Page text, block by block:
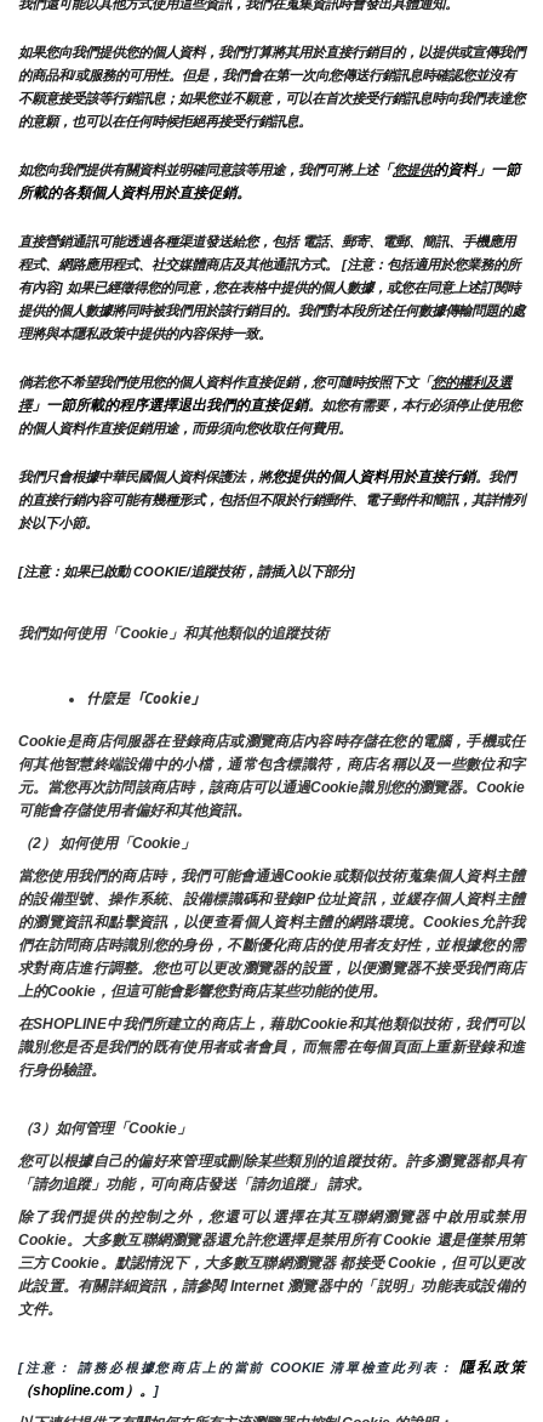
我們還可能以其他方式使用這些資訊，我們在蒐集資訊時會發出具體通知。
如果您向我們提供您的個人資料，我們打算將其用於直接行銷目的，以提供或宣傳我們
的商品和/或服務的可用性。但是，我們會在第一次向您傳送行銷訊息時確認您並沒有
不願意接受該等行銷訊息；如果您並不願意，可以在首次接受行銷訊息時向我們表達您
的意願，也可以在任何時候拒絕再接受行銷訊息。
如您向我們提供有關資料並明確同意該等用途，我們可將上述「您提供的資料」一節
所載的各類個人資料用於直接促銷。
直接營銷通訊可能透過各種渠道發送給您，包括 電話、郵寄、電郵、簡訊、手機應用
程式、網路應用程式、社交媒體商店及其他通訊方式。 [注意：包括適用於您業務的所
有內容] 如果已經徵得您的同意，您在表格中提供的個人數據，或您在同意上述訂閱時
提供的個人數據將同時被我們用於該行銷目的。我們對本段所述任何數據傳輸問題的處
理將與本隱私政策中提供的內容保持一致。
倘若您不希望我們使用您的個人資料作直接促銷，您可隨時按照下文「您的權利及選
擇」一節所載的程序選擇退出我們的直接促銷。如您有需要，本行必須停止使用您
的個人資料作直接促銷用途，而毋須向您收取任何費用。
我們只會根據中華民國個人資料保護法，將您提供的個人資料用於直接行銷。我們
的直接行銷內容可能有幾種形式，包括但不限於行銷郵件、電子郵件和簡訊，其詳情列
於以下小節。
[注意：如果已啟動 COOKIE/追蹤技術，請插入以下部分]
我們如何使用「Cookie」和其他類似的追蹤技術
什麼是「Cookie」
Cookie是商店伺服器在登錄商店或瀏覽商店內容時存儲在您的電腦，手機或任
何其他智慧終端設備中的小檔，通常包含標識符，商店名稱以及一些數位和字
元。當您再次訪問該商店時，該商店可以通過Cookie識別您的瀏覽器。Cookie
可能會存儲使用者偏好和其他資訊。
（2） 如何使用「Cookie」
當您使用我們的商店時，我們可能會通過Cookie或類似技術蒐集個人資料主體
的設備型號、操作系統、設備標識碼和登錄IP位址資訊，並緩存個人資料主體
的瀏覽資訊和點擊資訊，以便查看個人資料主體的網路環境。Cookies允許我
們在訪問商店時識別您的身份，不斷優化商店的使用者友好性，並根據您的需
求對商店進行調整。您也可以更改瀏覽器的設置，以便瀏覽器不接受我們商店
上的Cookie，但這可能會影響您對商店某些功能的使用。
在SHOPLINE中我們所建立的商店上，藉助Cookie和其他類似技術，我們可以
識別您是否是我們的既有使用者或者會員，而無需在每個頁面上重新登錄和進
行身份驗證。
（3）如何管理「Cookie」
您可以根據自己的偏好來管理或刪除某些類別的追蹤技術。許多瀏覽器都具有
「請勿追蹤」功能，可向商店發送「請勿追蹤」 請求。
除了我們提供的控制之外，您還可以選擇在其互聯網瀏覽器中啟用或禁用
Cookie。大多數互聯網瀏覽器還允許您選擇是禁用所有 Cookie 還是僅禁用第
三方 Cookie。默認情況下，大多數互聯網瀏覽器 都接受 Cookie，但可以更改
此設置。有關詳細資訊，請參閱 Internet 瀏覽器中的「説明」功能表或設備的
文件。
[注意： 請務必根據您商店上的當前 COOKIE 清單檢查此列表： 隱私政策
（shopline.com）。
]